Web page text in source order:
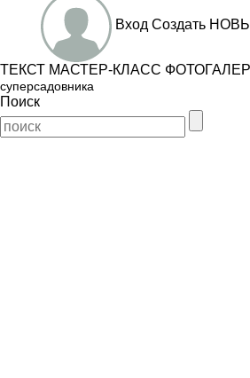
Вход Создать
ТЕКСТ МАСТЕР-КЛАСС
суперсадовника
Поиск